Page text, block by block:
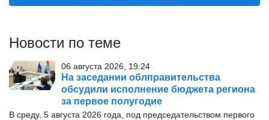
Новости по теме
06 августа 2026, 19:24
На заседании облправительства
обсудили исполнение бюджета региона
за первое полугодие
В среду, 5 августа 2026 года, под председательством первого